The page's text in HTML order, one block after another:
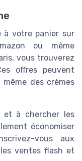
à votre panier sur
ou même
vous trouverez
offres peuvent
des crèmes
et à chercher les
économiser
vous aux
ventes flash et